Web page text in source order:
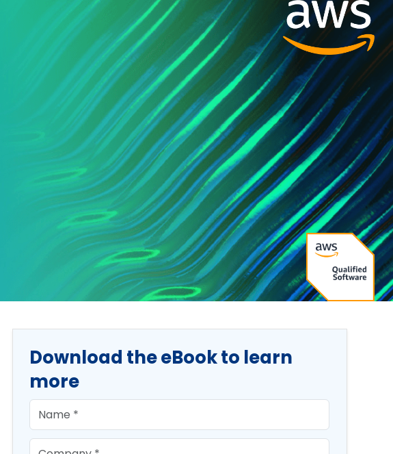
Download the eBook to learn
more
First Name
Company